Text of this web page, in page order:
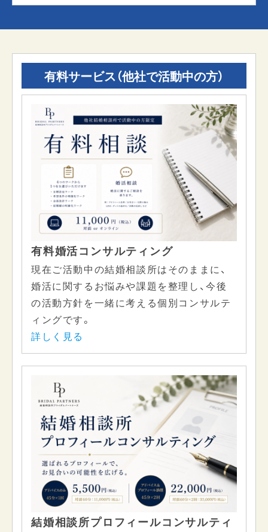
有料サービス（他社で活動中の方）
有料婚活コンサルティング
現在ご活動中の結婚相談所はそのままに、
婚活に関するお悩みや課題を整理し、今後
の活動方針を一緒に考える個別コンサルテ
ィングです。
詳しく見る
結婚相談所プロフィールコンサルティ